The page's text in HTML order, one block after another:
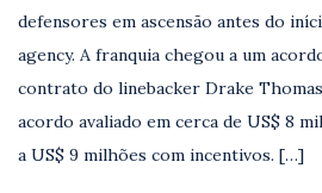
defensores em ascensão antes do
agency. A franquia chegou a um
contrato do linebacker Drake
acordo avaliado em cerca de US$ 8
a US$ 9 milhões com incentivos. […]